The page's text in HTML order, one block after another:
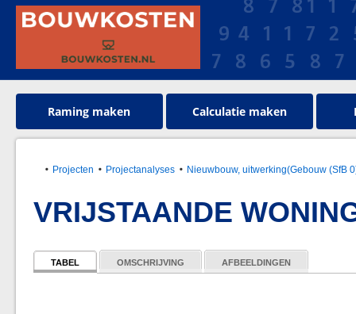
Raming maken Calculatie maken
Projecten Projectanalyses Nieuwbouw, uitwerking(Gebouw (SfB
VRIJSTAANDE
TABEL OMSCHRIJVING AFBEELDINGEN